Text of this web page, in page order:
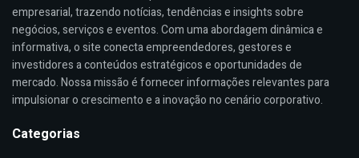
empresarial, trazendo notícias, tendências e insights sobre
negócios, serviços e eventos. Com uma abordagem dinâmica e
informativa, o site conecta empreendedores, gestores e
investidores a conteúdos estratégicos e oportunidades de
mercado. Nossa missão é fornecer informações relevantes para
impulsionar o crescimento e a inovação no cenário corporativo.
Categorias